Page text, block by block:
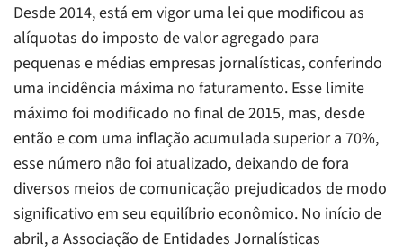
Desde 2014, está em vigor uma lei que modificou as
alíquotas do imposto de valor agregado para
pequenas e médias empresas jornalísticas, conferindo
uma incidência máxima no faturamento. Esse limite
máximo foi modificado no final de 2015, mas, desde
então e com uma inflação acumulada superior a 70%,
esse número não foi atualizado, deixando de fora
diversos meios de comunicação prejudicados de modo
significativo em seu equilíbrio econômico. No início de
abril, a Associação de Entidades Jornalísticas